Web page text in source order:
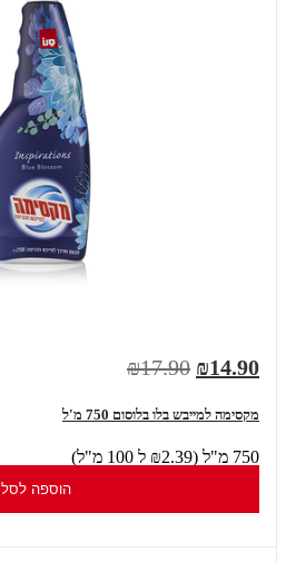
₪14.90
₪17.90
מקסימה למייבש בלו בלוסום 750 מ'ל
750 מ"ל (₪2.39 ל 100 מ"ל)
הוספה לסל